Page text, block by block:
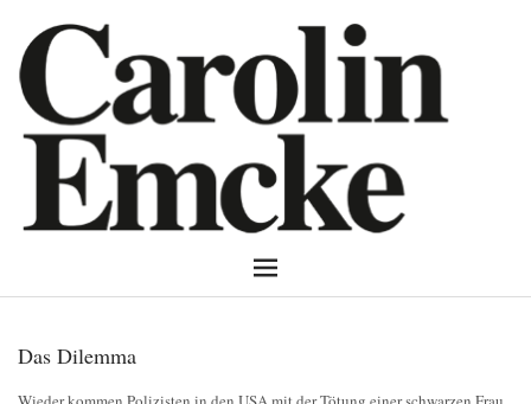
Das Dilemma